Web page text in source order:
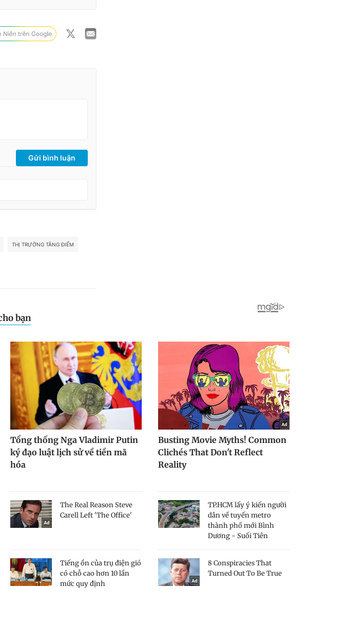
Gửi bình luận
THỊ TRƯỜNG TĂNG ĐIỂM